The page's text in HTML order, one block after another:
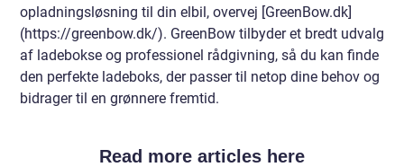
opladningsløsning til din elbil, overvej [GreenBow.dk]
(https://greenbow.dk/). GreenBow tilbyder et bredt udvalg
af ladebokse og professionel rådgivning, så du kan finde
den perfekte ladeboks, der passer til netop dine behov og
bidrager til en grønnere fremtid.
Read more articles here